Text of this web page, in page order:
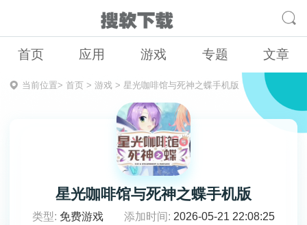
首页 应用 游戏 专题 文章
当前位置> 首页> 游戏> 星光咖啡馆与死神之蝶手机版
星光咖啡馆与死神之蝶手机版
类型: 免费游戏 添加时间: 2026-05-21 22:08:25